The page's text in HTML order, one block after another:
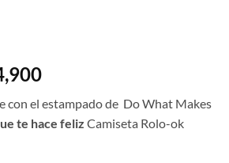
El
actual
es:
con el estampado de Do What Makes
te hace feliz Camiseta Rolo-ok